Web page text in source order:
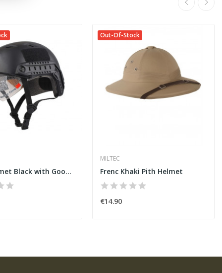
FAST Helmet Black with Google
Out-Of-Stock
MILTEC
Frenc Khaki Pith Helmet
€14.90